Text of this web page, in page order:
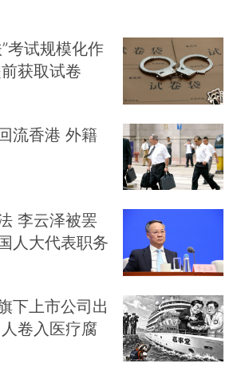
考试规模化作
获取试卷
流香港 外籍
李云泽被罢
人大代表职务
下上市公司出
卷入医疗腐